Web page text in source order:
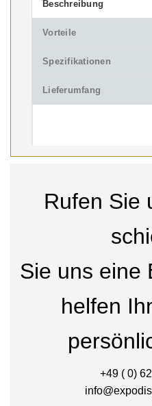
Beschreibung
Vorteile
Spezifikationen
Lieferumfang
Rufen Sie
Sie uns eine
helfen
+49 ( 0)